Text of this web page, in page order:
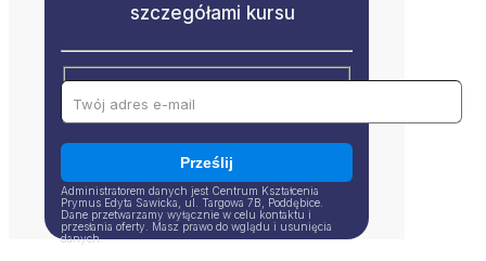
szczegółami kursu
Administratorem danych jest Centrum Kształcenia
Prymus Edyta Sawicka, ul. Targowa 7B, Poddębice.
Dane przetwarzamy wyłącznie w celu kontaktu i
przesłania oferty. Masz prawo do wglądu i usunięcia
danych.